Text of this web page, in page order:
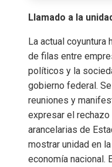
Llamado a la
La actual coyuntura
de filas entre
políticos y la
gobierno federal.
reuniones y
expresar el
arancelarias de
mostrar unidad en
economía nacional.